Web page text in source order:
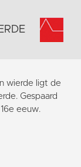
wierde ligt de
Gespaard
eeuw.